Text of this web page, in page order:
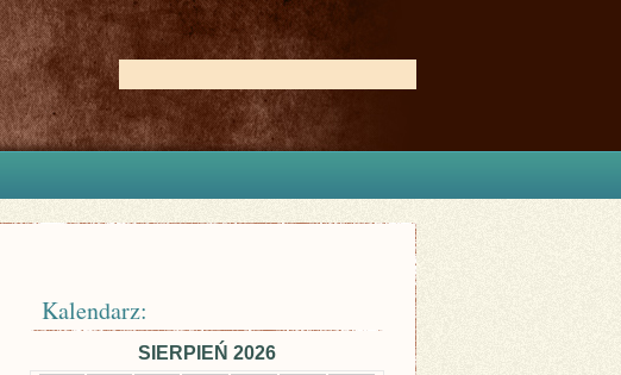
Kalendarz:
SIERPIEŃ 2026